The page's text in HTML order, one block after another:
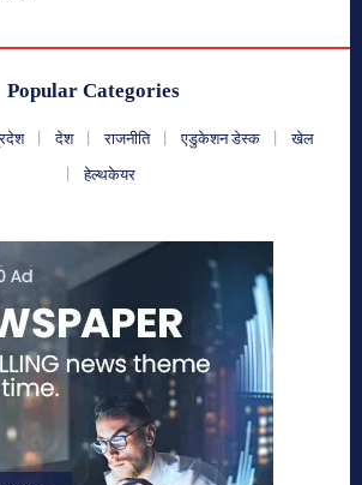
Popular Categories
देश राजनीति एडुकेशन डेस्क
खेल
हेल्थकेयर